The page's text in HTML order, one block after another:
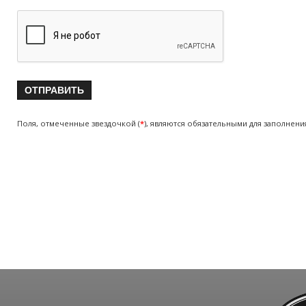
Поля, отмеченные звездочкой (*), являются обязательными для